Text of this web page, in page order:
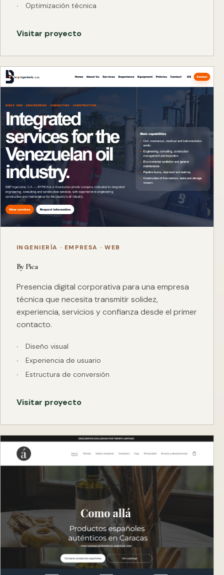
Optimización técnica
Visitar proyecto
INGENIERÍA · EMPRESA · WEB
By Pica
Presencia digital corporativa para una empresa
técnica que necesita transmitir solidez,
experiencia, servicios y confianza desde el primer
contacto.
Diseño visual
Experiencia de usuario
Estructura de conversión
Visitar proyecto